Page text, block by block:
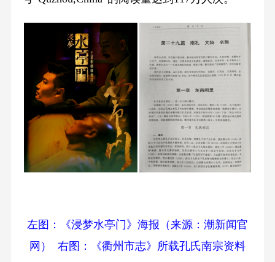
左图：《浸梦水亭门》海报（来源：潮新闻官
网） 右图：《衢州市志》所载孔氏南宗资料